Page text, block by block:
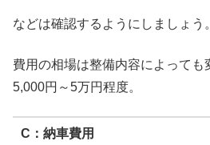
などは確認するようにしましょう。
費用の相場は整備内容によっても
5,000円～5万円程度。
C：納車費用